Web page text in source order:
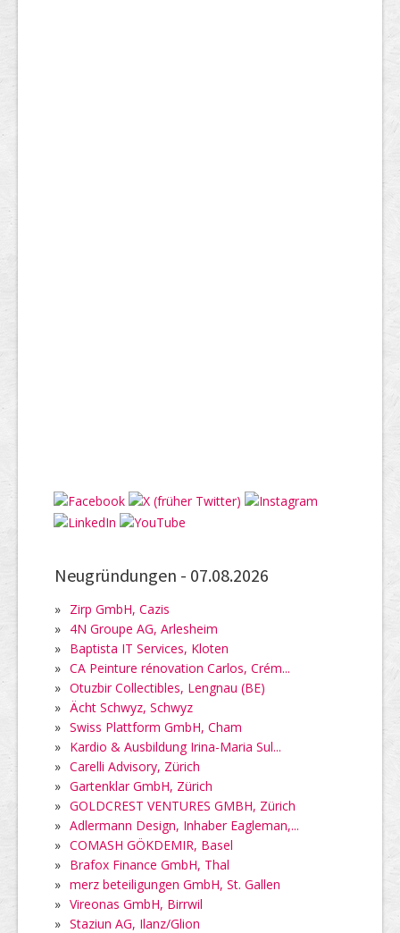
Neugründungen - 07.08.2026
» Zirp GmbH, Cazis
» 4N Groupe AG, Arlesheim
» Baptista IT Services, Kloten
» CA Peinture rénovation Carlos, Crém...
» Otuzbir Collectibles, Lengnau (BE)
» Ächt Schwyz, Schwyz
» Swiss Plattform GmbH, Cham
» Kardio & Ausbildung Irina-Maria Sul...
» Carelli Advisory, Zürich
» Gartenklar GmbH, Zürich
» GOLDCREST VENTURES GMBH, Zürich
» Adlermann Design, Inhaber Eagleman,...
» COMASH GÖKDEMIR, Basel
» Brafox Finance GmbH, Thal
» merz beteiligungen GmbH, St. Gallen
» Vireonas GmbH, Birrwil
» Staziun AG, Ilanz/Glion